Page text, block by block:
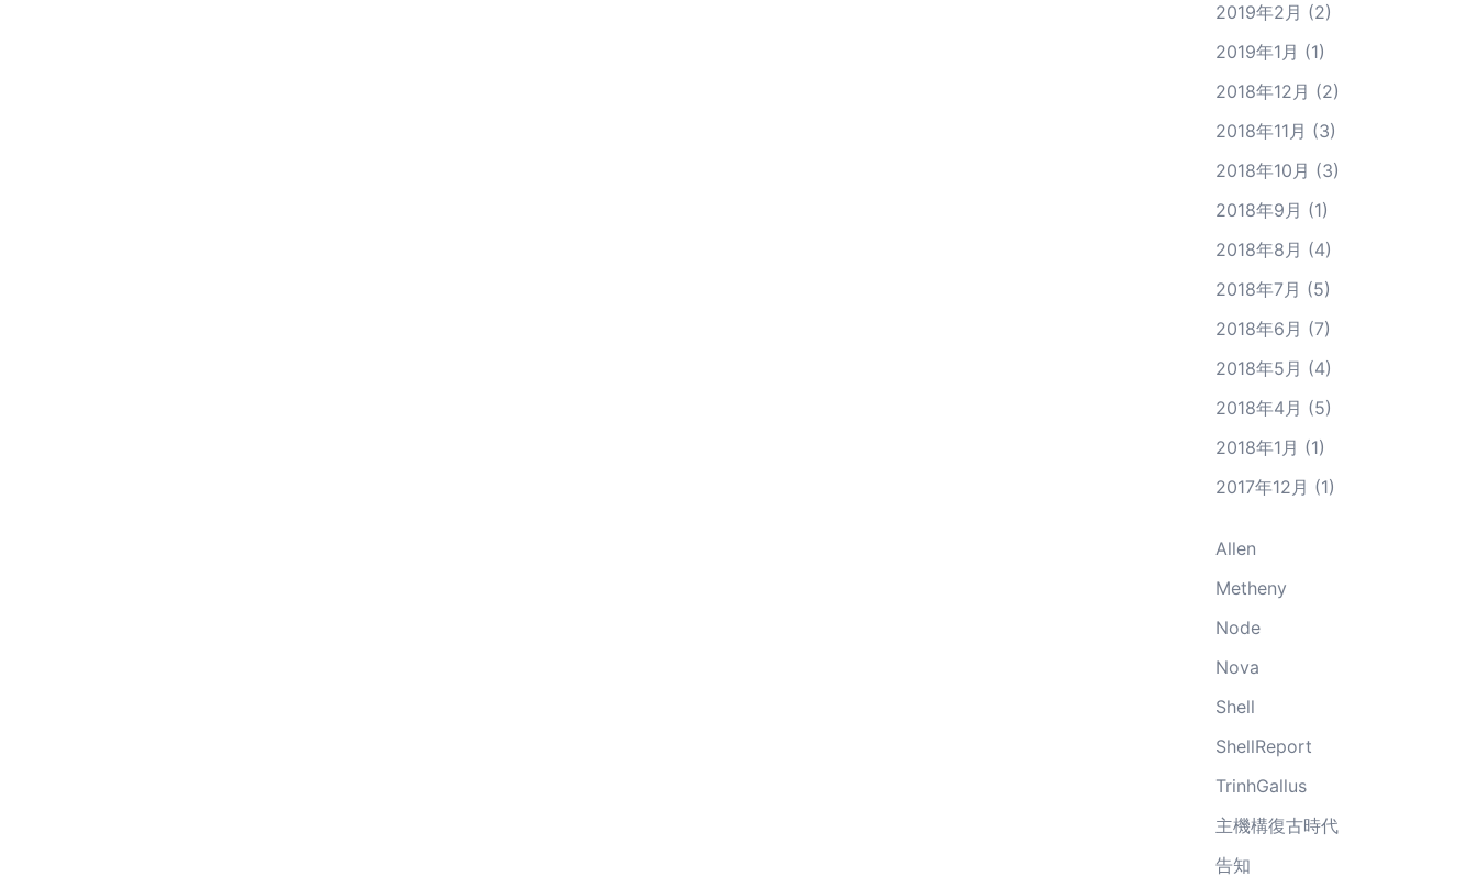
2019年2月 (2)
2019年1月 (1)
2018年12月 (2)
2018年11月 (3)
2018年10月 (3)
2018年9月 (1)
2018年8月 (4)
2018年7月 (5)
2018年6月 (7)
2018年5月 (4)
2018年4月 (5)
2018年1月 (1)
2017年12月 (1)
Allen
Metheny
Node
Nova
Shell
ShellReport
TrinhGallus
主機構復古時代
告知